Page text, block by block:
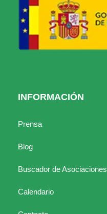
INFORMACIÓN
Prensa
Blog
Buscador de Asociaciones
Calendario